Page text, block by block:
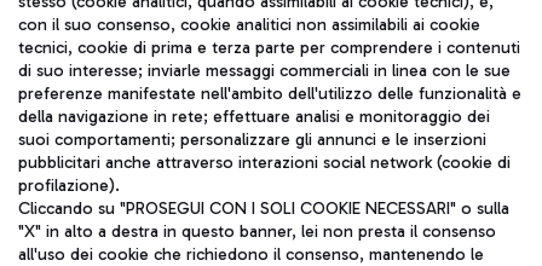
Fast Food
Treno
Raggiungi velocemente l'aeroporto di Fiumicino da Roma
tramite i servizi ferroviari Trenitalia.
TRAVEL JOURNAL
ITA
con il suo consenso, cookie analitici non assimilabili ai cookie
tecnici, cookie di prima e terza parte per comprendere i contenuti
di suo interesse; inviarle messaggi commerciali in linea con le sue
preferenze manifestate nell'ambito dell'utilizzo delle funzionalità e
della navigazione in rete; effettuare analisi e monitoraggio dei
suoi comportamenti; personalizzare gli annunci e le inserzioni
pubblicitari anche attraverso interazioni social network (cookie di
profilazione).
Cliccando su "PROSEGUI CON I SOLI COOKIE NECESSARI" o sulla
"X" in alto a destra in questo banner, lei non presta il consenso
all'uso dei cookie che richiedono il consenso, mantenendo le